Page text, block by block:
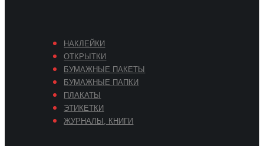
НАКЛЕЙКИ
ОТКРЫТКИ
БУМАЖНЫЕ ПАКЕТЫ
БУМАЖНЫЕ ПАПКИ
ПЛАКАТЫ
ЭТИКЕТКИ
ЖУРНАЛЫ, КНИГИ